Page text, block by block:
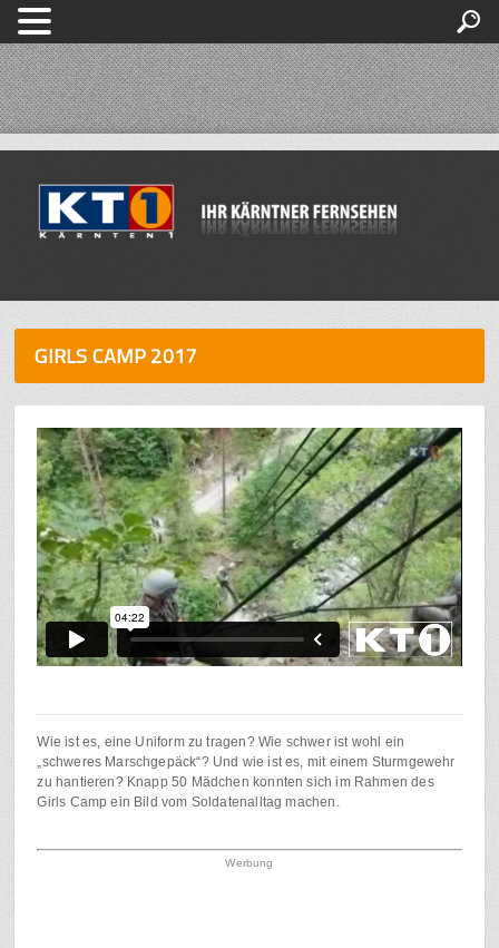
GIRLS CAMP 2017
Wie ist es, eine Uniform zu tragen? Wie schwer ist wohl ein
„schweres Marschgepäck“? Und wie ist es, mit einem Sturmgewehr
zu hantieren? Knapp 50 Mädchen konnten sich im Rahmen des
Girls Camp ein Bild vom Soldatenalltag machen.
Werbung